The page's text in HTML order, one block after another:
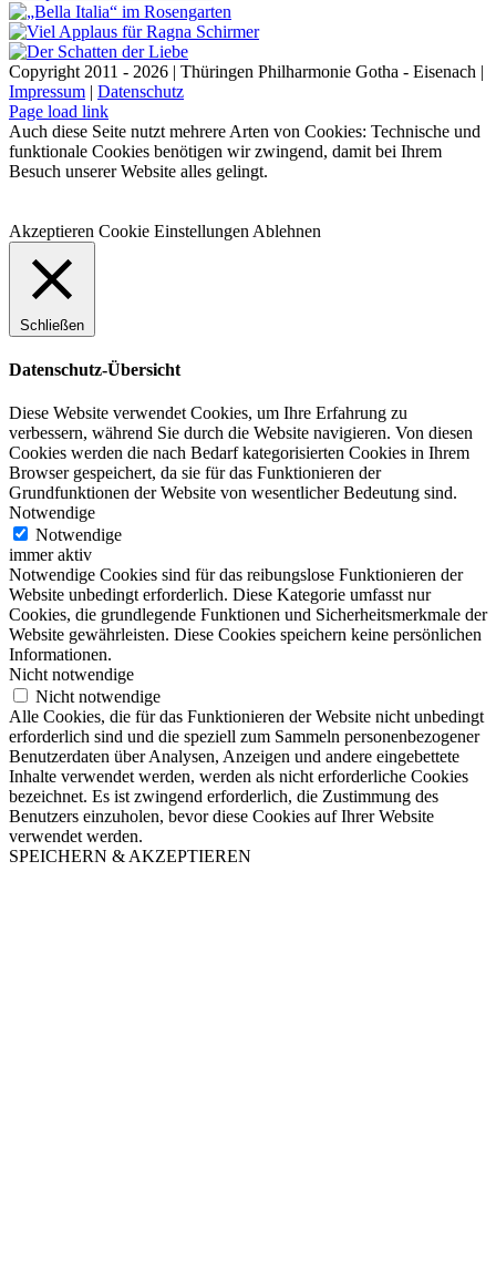
Copyright 2011 - 2026 | Thüringen Philharmonie Gotha - Eisenach |
Impressum | Datenschutz
Facebook
Instagram
WhatsApp
YouTube
E-
Mail
Telefon
Page load link
Auch diese Seite nutzt mehrere Arten von Cookies: Technische und
funktionale Cookies benötigen wir zwingend, damit bei Ihrem
Besuch unserer Website alles gelingt.
Akzeptieren Cookie Einstellungen Ablehnen
Schließen
Datenschutz-Übersicht
Diese Website verwendet Cookies, um Ihre Erfahrung zu
verbessern, während Sie durch die Website navigieren. Von diesen
Cookies werden die nach Bedarf kategorisierten Cookies in Ihrem
Browser gespeichert, da sie für das Funktionieren der
Grundfunktionen der Website von wesentlicher Bedeutung sind.
Notwendige
Notwendige
immer aktiv
Notwendige Cookies sind für das reibungslose Funktionieren der
Website unbedingt erforderlich. Diese Kategorie umfasst nur
Cookies, die grundlegende Funktionen und Sicherheitsmerkmale der
Website gewährleisten. Diese Cookies speichern keine persönlichen
Informationen.
Nicht notwendige
Nicht notwendige
Alle Cookies, die für das Funktionieren der Website nicht unbedingt
erforderlich sind und die speziell zum Sammeln personenbezogener
Benutzerdaten über Analysen, Anzeigen und andere eingebettete
Inhalte verwendet werden, werden als nicht erforderliche Cookies
bezeichnet. Es ist zwingend erforderlich, die Zustimmung des
Benutzers einzuholen, bevor diese Cookies auf Ihrer Website
verwendet werden.
SPEICHERN & AKZEPTIEREN